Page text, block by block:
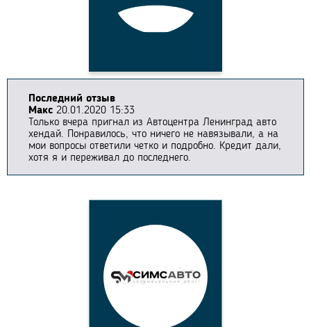
Последний отзыв
Макс 20.01.2020 15:33
Только вчера пригнал из Автоцентра Ленинград авто
хендай. Понравилось, что ничего не навязывали, а на
мои вопросы ответили четко и подробно. Кредит дали,
хотя я и переживал до последнего.